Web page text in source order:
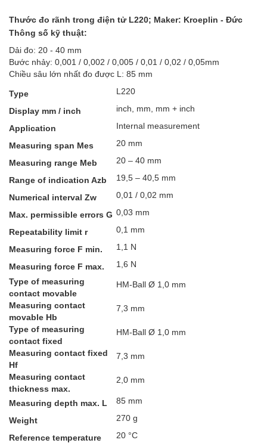
Thước đo rãnh trong điện tử L220; Maker: Kroeplin - Đức
Thông số kỹ thuật:
Dải đo: 20 - 40 mm
Bước nhảy: 0,001 / 0,002 / 0,005 / 0,01 / 0,02 / 0,05mm
Chiều sâu lớn nhất đo được L: 85 mm
Type L220
Display mm / inch inch, mm, mm + inch
Application Internal measurement
Measuring span Mes 20 mm
Measuring range Meb 20 – 40 mm
Range of indication Azb 19,5 – 40,5 mm
Numerical interval Zw 0,01 / 0,02 mm
Max. permissible errors G 0,03 mm
Repeatability limit r 0,1 mm
Measuring force F min. 1,1 N
Measuring force F max.
1,6 N
Type of measuring
contact movable
HM-Ball Ø 1,0 mm
Measuring contact
movable Hb
7,3 mm
Type of measuring
contact fixed
HM-Ball Ø 1,0 mm
Measuring contact fixed
Hf
7,3 mm
Measuring contact
thickness max.
2,0 mm
Measuring depth max. L 85 mm
Weight 270 g
Reference temperature 20 °C